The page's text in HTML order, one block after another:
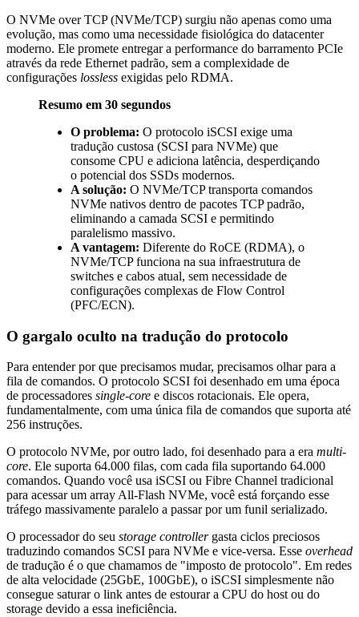
O NVMe over TCP (NVMe/TCP) surgiu não apenas como uma
evolução, mas como uma necessidade fisiológica do datacenter
moderno. Ele promete entregar a performance do barramento PCIe
através da rede Ethernet padrão, sem a complexidade de
configurações lossless exigidas pelo RDMA.
Resumo em 30 segundos
O problema: O protocolo iSCSI exige uma
tradução custosa (SCSI para NVMe) que
consome CPU e adiciona latência, desperdiçando
o potencial dos SSDs modernos.
A solução: O NVMe/TCP transporta comandos
NVMe nativos dentro de pacotes TCP padrão,
eliminando a camada SCSI e permitindo
paralelismo massivo.
A vantagem: Diferente do RoCE (RDMA), o
NVMe/TCP funciona na sua infraestrutura de
switches e cabos atual, sem necessidade de
configurações complexas de Flow Control
(PFC/ECN).
O gargalo oculto na tradução do protocolo
Para entender por que precisamos mudar, precisamos olhar para a
fila de comandos. O protocolo SCSI foi desenhado em uma época
de processadores single-core e discos rotacionais. Ele opera,
fundamentalmente, com uma única fila de comandos que suporta até
256 instruções.
O protocolo NVMe, por outro lado, foi desenhado para a era multi-
core. Ele suporta 64.000 filas, com cada fila suportando 64.000
comandos. Quando você usa iSCSI ou Fibre Channel tradicional
para acessar um array All-Flash NVMe, você está forçando esse
tráfego massivamente paralelo a passar por um funil serializado.
O processador do seu storage controllergasta ciclos preciosos
traduzindo comandos SCSI para NVMe e vice-versa. Esse overhead
de tradução é o que chamamos de "imposto de protocolo". Em redes
de alta velocidade (25GbE, 100GbE), o iSCSI simplesmente não
consegue saturar o link antes de estourar a CPU do host ou do
storage devido a essa ineficiência.